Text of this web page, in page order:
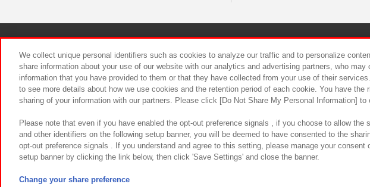
食品のご提供について カスタマー
We collect unique personal identifiers such as cookies to analyze our traffic and to personalize
share information about your use of our website with our analytics and advertising partners, who may
information that you have provided to them or that they have collected from your use of their
to see more details about how we use cookies and the retention period of each cookie. You have the
sharing of your information with our partners. Please click [Do Not Share My Personal Information] to
Please note that even if you have enabled the opt-out preference signals , if you choose to allow the
and other identifiers on the following setup banner, you will be deemed to have consented to the
opt-out preference signals . If you understand and agree to this setting, please manage your consent
setup banner by clicking the link below, then click 'Save Settings' and close the banner.
Change your share preference